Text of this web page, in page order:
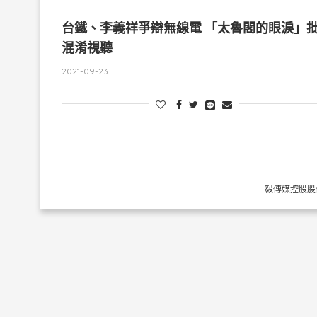
台鐵、李義祥爭辯無線電 「太魯閣的眼淚」
混淆視聽
2021-09-23
毅傳媒控股